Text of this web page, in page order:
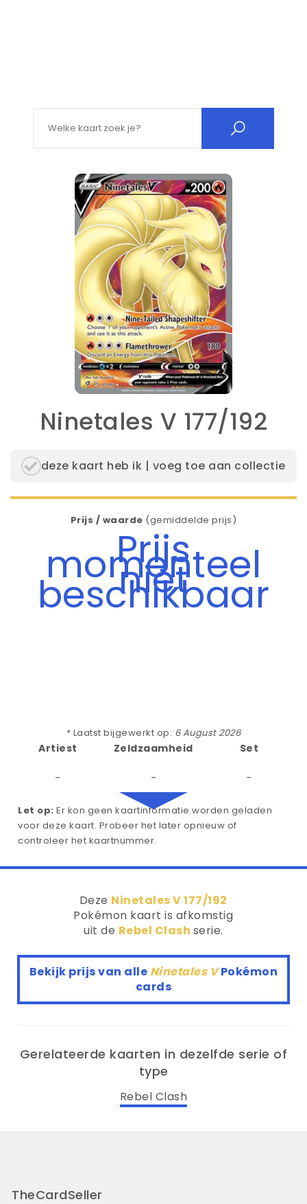
Ninetales V 177/192
deze kaart heb ik | voeg toe aan collectie
Prijs / waarde (gemiddelde prijs)
Prijs
momenteel
niet
beschikbaar
* Laatst bijgewerkt op: 6 August 2026
Artiest
-
Zeldzaamheid
-
Set
-
Let op: Er kon geen kaartinformatie worden geladen
voor deze kaart. Probeer het later opnieuw of
controleer het kaartnummer.
Deze Ninetales V 177/192
Pokémon kaart is afkomstig
uit de Rebel Clash serie.
Bekijk prijs van alle Ninetales VPokémon
cards
Gerelateerde kaarten in dezelfde serie of
type
Rebel Clash
TheCardSeller